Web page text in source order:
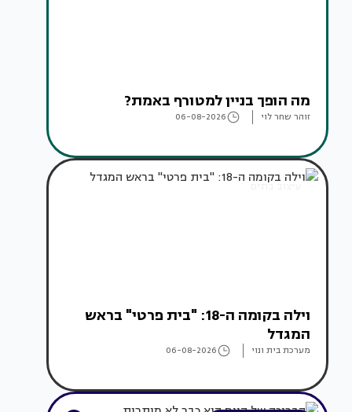
מה הופך בניין למטורף באמת?
זוהר שחר לוי 06-08-2026
עיצוב בתים
וילה בקומה ה-18: "בית פרטי" בראש
המגדל
מערכת בית ונוי 06-08-2026